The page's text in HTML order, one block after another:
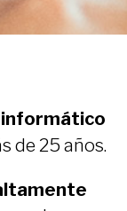
de 25 años.